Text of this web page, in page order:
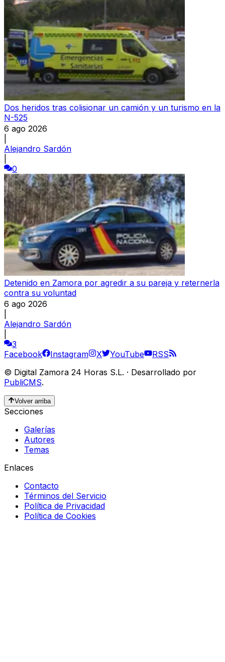
Dos heridos tras colisionar un camión y un turismo en la
N-525
6 ago 2026
Alejandro Sardón
0
Detenido en Zamora por agredir a su pareja y reternerla
contra su voluntad
6 ago 2026
Alejandro Sardón
3
Facebook
Instagram X YouTube
RSS
© Digital Zamora 24 Horas S.L. · Desarrollado por
PubliCMS.
Volver arriba
Secciones
Galerías
Autores
Temas
Enlaces
Contacto
Términos del Servicio
Política de Privacidad
Política de Cookies